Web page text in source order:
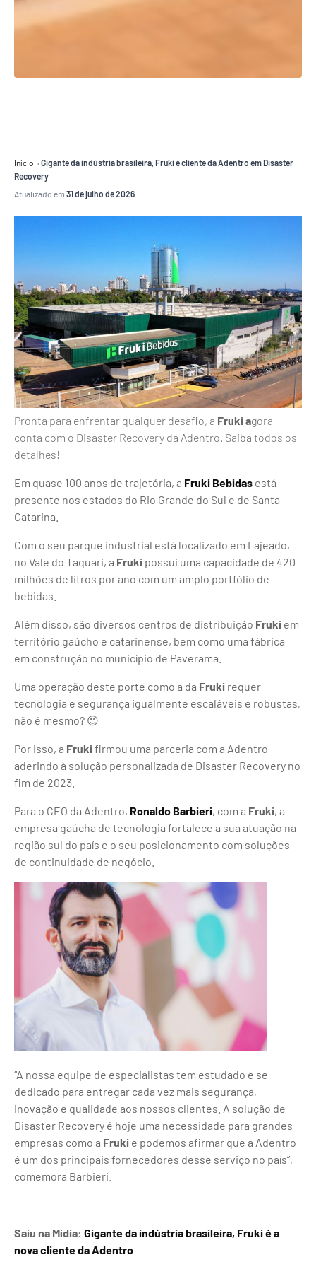
Início »Gigante da indústria brasileira, Fruki é cliente da Adentro em Disaster
Recovery
Atualizado em 31 de julho de 2026
Pronta para enfrentar qualquer desafio, a Fruki agora
conta com o Disaster Recovery da Adentro. Saiba todos os
detalhes!
Em quase 100 anos de trajetória, a Fruki Bebidas está
presente nos estados do Rio Grande do Sul e de Santa
Catarina.
Com o seu parque industrial está localizado em Lajeado,
no Vale do Taquari, a Fruki possui uma capacidade de 420
milhões de litros por ano com um amplo portfólio de
bebidas.
Além disso, são diversos centros de distribuição Fruki em
território gaúcho e catarinense, bem como uma fábrica
em construção no município de Paverama.
Uma operação deste porte como a da Fruki requer
tecnologia e segurança igualmente escaláveis e robustas,
não é mesmo? 😉
Por isso, a Frukifirmou uma parceria com a Adentro
aderindo à solução personalizada de Disaster Recovery no
fim de 2023.
Para o CEO da Adentro, Ronaldo Barbieri, com a Fruki, a
empresa gaúcha de tecnologia fortalece a sua atuação na
região sul do país e o seu posicionamento com soluções
de continuidade de negócio.
“A nossa equipe de especialistas tem estudado e se
dedicado para entregar cada vez mais segurança,
inovação e qualidade aos nossos clientes. A solução de
Disaster Recovery é hoje uma necessidade para grandes
empresas como a Fruki e podemos afirmar que a Adentro
é um dos principais fornecedores desse serviço no país”,
comemora Barbieri.
Saiu na Mídia: Gigante da indústria brasileira, Fruki é a
nova cliente da Adentro